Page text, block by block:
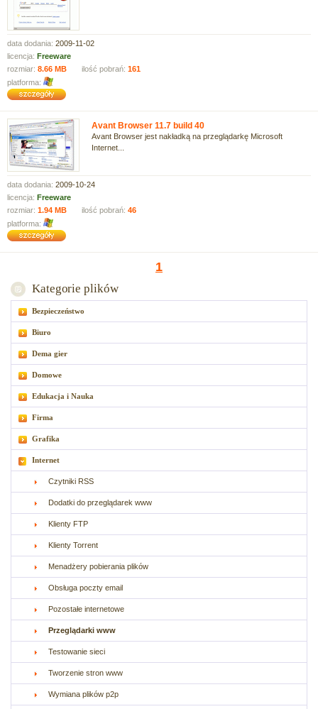
data dodania: 2009-11-02
licencja: Freeware
rozmiar: 8.66 MB ilość pobrań: 161
platforma:
Avant Browser 11.7 build 40
Avant Browser jest nakładką na przeglądarkę Microsoft
Internet...
data dodania: 2009-10-24
licencja: Freeware
rozmiar: 1.94 MB ilość pobrań: 46
platforma:
1
Kategorie plików
Bezpieczeństwo
Biuro
Dema gier
Domowe
Edukacja i Nauka
Firma
Grafika
Internet
Czytniki RSS
Dodatki do przeglądarek www
Klienty FTP
Klienty Torrent
Menadżery pobierania plików
Obsługa poczty email
Pozostałe internetowe
Przeglądarki www
Testowanie sieci
Tworzenie stron www
Wymiana plików p2p